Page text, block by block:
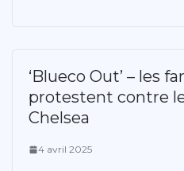
‘Blueco Out’ – les
protestent contre
Chelsea
4 avril 2025